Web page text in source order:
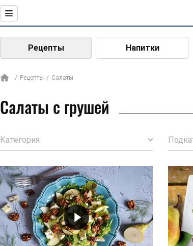
Рецепты Напитки
Рецепты Салаты
Салаты с грушей
Категория